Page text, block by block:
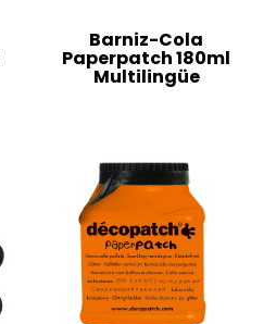
Barniz-Cola
Paperpatch 180ml
Multilingüe